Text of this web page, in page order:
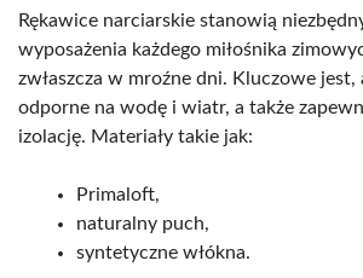
Rękawice narciarskie stanowią
wyposażenia każdego miłośnika
zwłaszcza w mroźne dni. Kluczowe jest,
odporne na wodę i wiatr, a także
izolację. Materiały takie jak:
Primaloft,
naturalny puch,
syntetyczne włókna.